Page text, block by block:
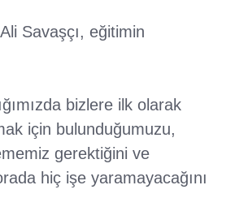
Savaşçı, eğitimin
bizlere ilk olarak
için bulunduğumuzu,
gerektiğini ve
hiç işe yaramayacağını